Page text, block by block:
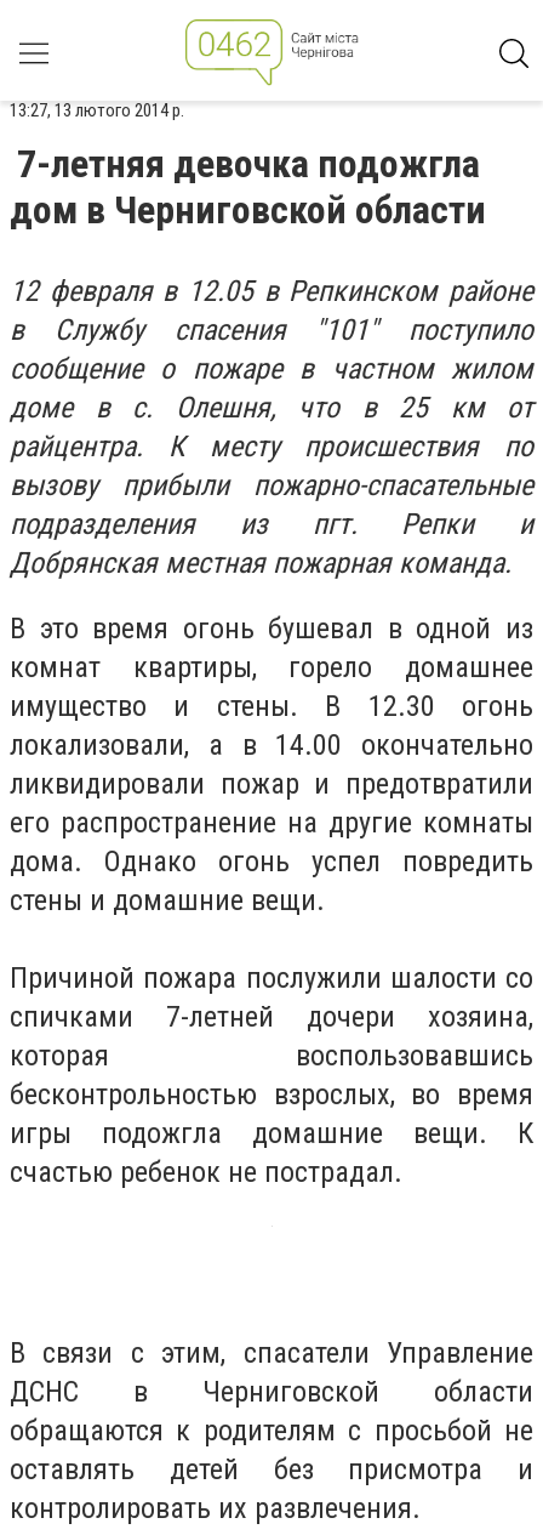
13:27, 13 лютого 2014 р.
7-летняя девочка подожгла
дом в Черниговской области
12 февраля в 12.05 в Репкинском районе
в Службу спасения "101" поступило
сообщение о пожаре в частном жилом
доме в с. Олешня, что в 25 км от
райцентра. К месту происшествия по
вызову прибыли пожарно-спасательные
подразделения из пгт. Репки и
Добрянская местная пожарная команда.
В это время огонь бушевал в одной из
комнат квартиры, горело домашнее
имущество и стены. В 12.30 огонь
локализовали, а в 14.00 окончательно
ликвидировали пожар и предотвратили
его распространение на другие комнаты
дома. Однако огонь успел повредить
стены и домашние вещи.
Причиной пожара послужили шалости со
спичками 7-летней дочери хозяина,
которая воспользовавшись
бесконтрольностью взрослых, во время
игры подожгла домашние вещи. К
счастью ребенок не пострадал.
В связи с этим, спасатели Управление
ДСНС в Черниговской области
обращаются к родителям с просьбой не
оставлять детей без присмотра и
контролировать их развлечения.